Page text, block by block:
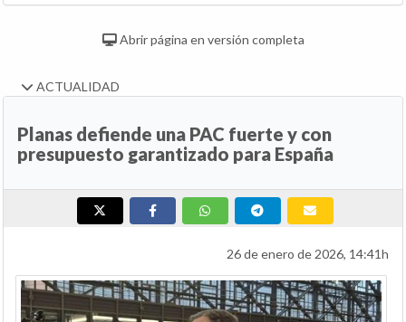
Abrir página en versión completa
ACTUALIDAD
Planas defiende una PAC fuerte y con
presupuesto garantizado para España
26 de enero de 2026, 14:41h